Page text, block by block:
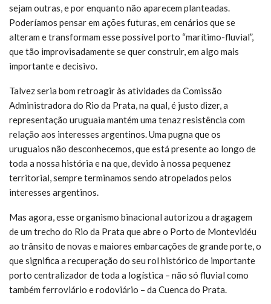
sejam outras, e por enquanto não aparecem planteadas.
Poderíamos pensar em ações futuras, em cenários que se
alteram e transformam esse possível porto “marítimo-fluvial”,
que tão improvisadamente se quer construir, em algo mais
importante e decisivo.
Talvez seria bom retroagir às atividades da Comissão
Administradora do Rio da Prata, na qual, é justo dizer, a
representação uruguaia mantém uma tenaz resistência com
relação aos interesses argentinos. Uma pugna que os
uruguaios não desconhecemos, que está presente ao longo de
toda a nossa história e na que, devido à nossa pequenez
territorial, sempre terminamos sendo atropelados pelos
interesses argentinos.
Mas agora, esse organismo binacional autorizou a dragagem
de um trecho do Rio da Prata que abre o Porto de Montevidéu
ao trânsito de novas e maiores embarcações de grande porte, o
que significa a recuperação do seu rol histórico de importante
porto centralizador de toda a logística – não só fluvial como
também ferroviário e rodoviário – da Cuenca do Prata.